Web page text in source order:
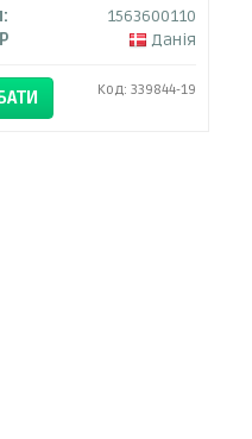
1563600110
Данія
Код: 339844-19